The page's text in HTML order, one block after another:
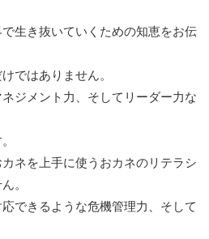
生き抜いていくための知恵をお伝
ではありません。
ジメント力、そしてリーダー力な
ネを上手に使うおカネのリテラシ
。
できるような危機管理力、そして